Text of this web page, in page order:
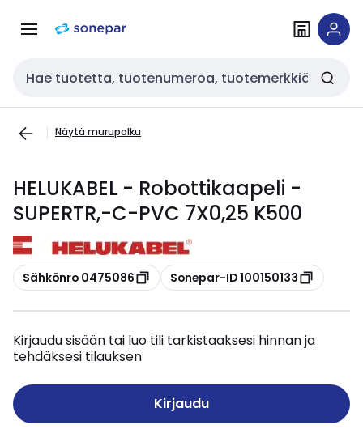
navigointiinsisältöön
Haku
Näytä murupolku
HELUKABEL - Robottikaapeli -
SUPERTR,-C-PVC 7X0,25 K500
Kopioi
Sähkönro 0475086 Kopioi
Sonepar-ID 100150133
Kirjaudu sisään tai luo tili tarkistaaksesi hinnan ja
tehdäksesi tilauksen
Kirjaudu